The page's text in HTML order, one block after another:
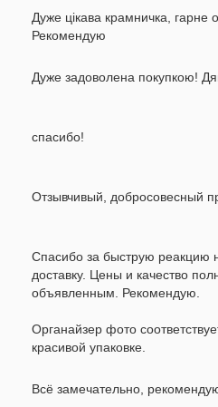
Дуже цікава крамничка, гарне
Рекомендую
Дуже задоволена покупкою!
спасибо!
Отзывчивый, добросовесный
Спасибо за быструю реакцию
доставку. Цены и качество
объявленным. Рекомендую.
Органайзер фото
красивой упаковке.
Всё замечательно,